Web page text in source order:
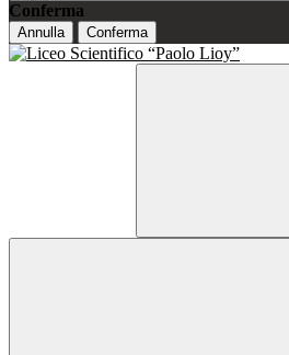
Conferma
Annulla Conferma